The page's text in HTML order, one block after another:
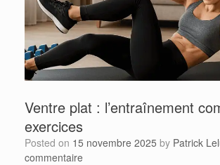
Ventre plat : l’entraînement
exercices
Posted on 15 novembre 2025 by Patrick
commentaire